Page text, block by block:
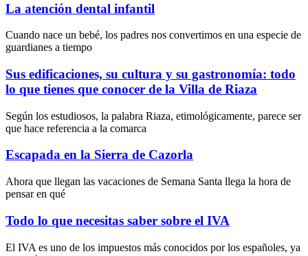
La atención dental infantil
Cuando nace un bebé, los padres nos convertimos en una especie de
guardianes a tiempo
Sus edificaciones, su cultura y su gastronomía: todo
lo que tienes que conocer de la Villa de Riaza
Según los estudiosos, la palabra Riaza, etimológicamente, parece ser
que hace referencia a la comarca
Escapada en la Sierra de Cazorla
Ahora que llegan las vacaciones de Semana Santa llega la hora de
pensar en qué
Todo lo que necesitas saber sobre el IVA
El IVA es uno de los impuestos más conocidos por los españoles, ya